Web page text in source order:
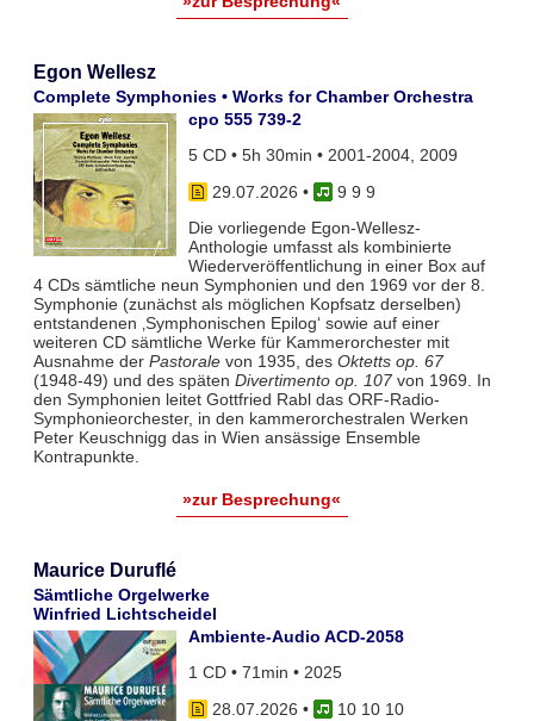
Egon Wellesz
Complete Symphonies • Works for Chamber Orchestra
cpo 555 739-2
5 CD • 5h 30min • 2001-2004, 2009
29.07.2026 •
9 9 9
Die vorliegende Egon-Wellesz-
Anthologie umfasst als kombinierte
Wiederveröffentlichung in einer Box auf
4 CDs sämtliche neun Symphonien und den 1969 vor der 8.
Symphonie (zunächst als möglichen Kopfsatz derselben)
entstandenen ‚Symphonischen Epilog‘ sowie auf einer
weiteren CD sämtliche Werke für Kammerorchester mit
Ausnahme der Pastoralevon 1935, des Oktetts op. 67
(1948-49) und des späten Divertimento op. 107von 1969. In
den Symphonien leitet Gottfried Rabl das ORF-Radio-
Symphonieorchester, in den kammerorchestralen Werken
Peter Keuschnigg das in Wien ansässige Ensemble
Kontrapunkte.
»zur Besprechung«
Maurice Duruflé
Sämtliche Orgelwerke
Winfried Lichtscheidel
Ambiente-Audio ACD-2058
1 CD • 71min • 2025
28.07.2026 •
10 10 10